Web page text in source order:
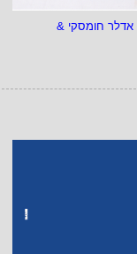
אדלר חומסקי &